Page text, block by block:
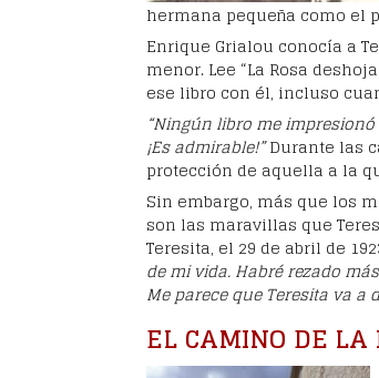
hermana pequeña como el
Enrique Grialou conocía a
menor. Lee “La Rosa
ese libro con él, incluso
“Ningún libro me
¡Es admirable!”Durante las
protección de aquella a la
Sin embargo, más que los
son las maravillas que
Teresita, el 29 de abril de
de mi vida. Habré rezado
Me parece que Teresita va
EL CAMINO DE